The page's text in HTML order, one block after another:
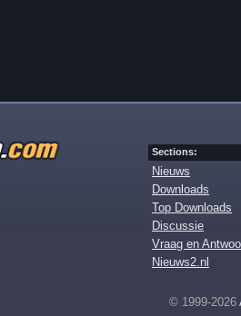
Sections:
Nieuws
Downloads
Top Downloads
Discussie
Vraag en
Nieuws2.nl
© 1999-2026